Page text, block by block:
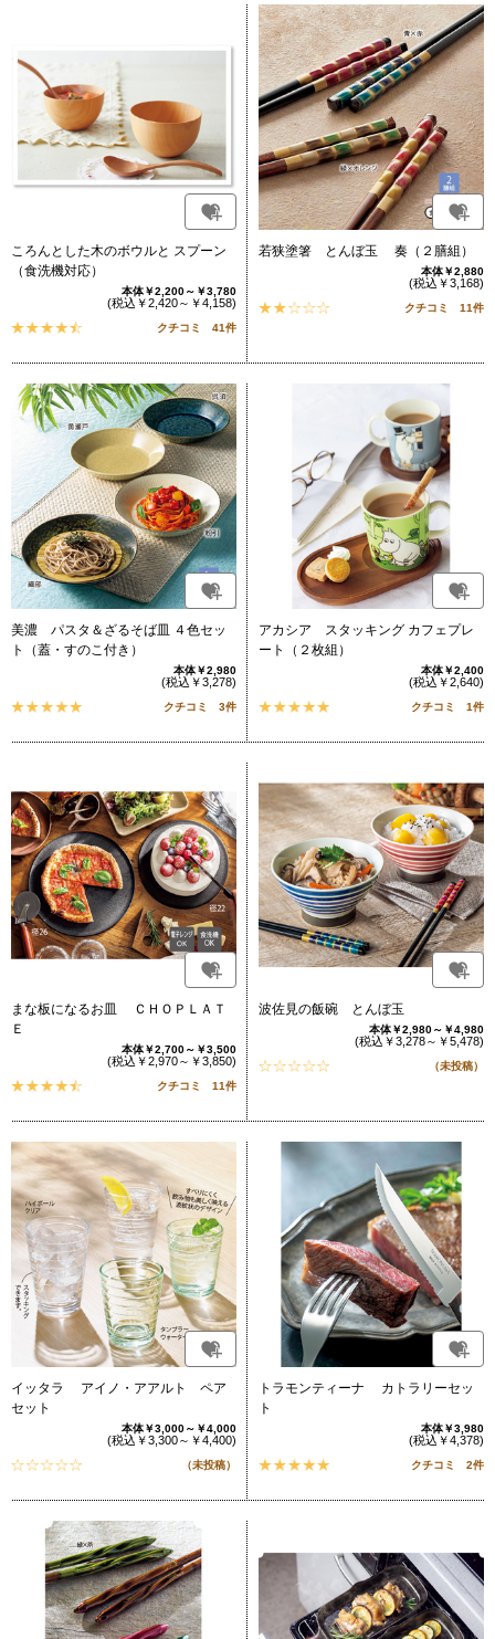
ころんとした木のボウルと スプーン
（食洗機対応）
本体￥2,200～￥3,780
(税込￥2,420～￥4,158)
クチコミ 41件
若狭塗箸 とんぼ玉 奏（２膳組）
本体￥2,880
(税込￥3,168)
クチコミ 11件
美濃 パスタ＆ざるそば皿 ４色セッ
ト（蓋・すのこ付き）
本体￥2,980
(税込￥3,278)
クチコミ 3件
アカシア スタッキング カフェプレ
ート（２枚組）
本体￥2,400
(税込￥2,640)
クチコミ 1件
まな板になるお皿 ＣＨＯＰＬＡＴ
Ｅ
本体￥2,700～￥3,500
(税込￥2,970～￥3,850)
クチコミ 11件
波佐見の飯碗 とんぼ玉
本体￥2,980～￥4,980
(税込￥3,278～￥5,478)
（未投稿）
イッタラ アイノ・アアルト ペア
セット
本体￥3,000～￥4,000
(税込￥3,300～￥4,400)
（未投稿）
トラモンティーナ カトラリーセッ
ト
本体￥3,980
(税込￥4,378)
クチコミ 2件